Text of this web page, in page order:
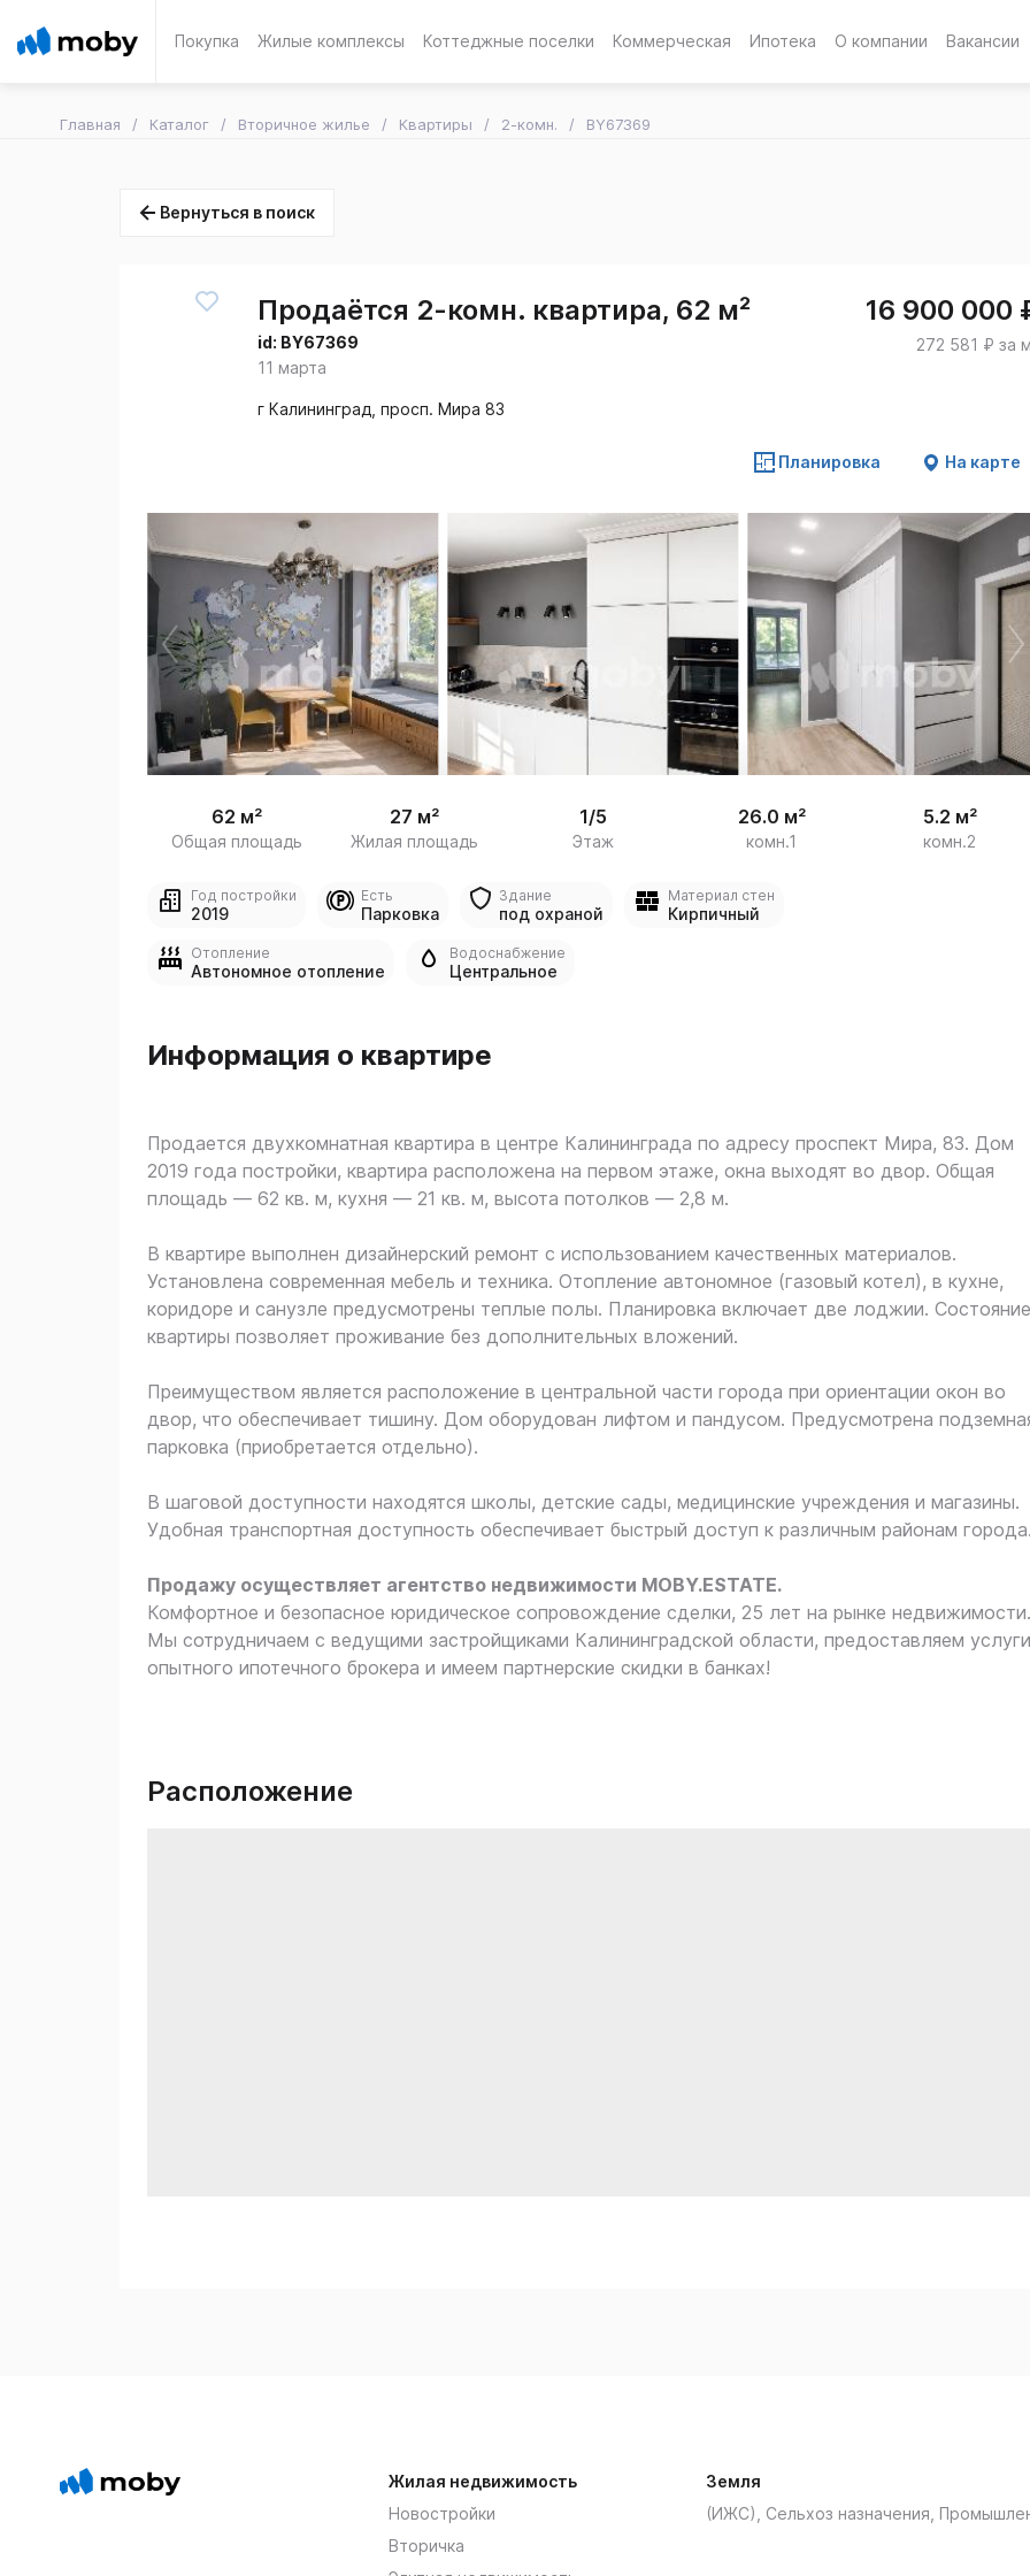
Покупка Жилые комплексы Коттеджные поселки Коммерческая Ипотека О компании Вакансии
Главная Каталог Вторичное жилье Квартиры 2-комн. BY67369
Вернуться в поиск
Продаётся 2-комн. квартира, 62 м²
id: BY67369
11 марта
16 900 000
272 581 ₽ за
г Калининград, просп. Мира 83
Планировка На карте
1 12
62 м²
Общая площадь
27 м²
Жилая площадь
1/5
Этаж
26.0 м²
комн.1
5.2 м²
комн.2
Год постройки
2019
Есть
Парковка
Здание
под охраной
Материал стен
Кирпичный
Отопление
Автономное отопление
Водоснабжение
Центральное
Информация о квартире
Продается двухкомнатная квартира в центре Калининграда по адресу проспект Мира, 83. Дом
2019 года постройки, квартира расположена на первом этаже, окна выходят во двор. Общая
площадь — 62 кв. м, кухня — 21 кв. м, высота потолков — 2,8 м.
В квартире выполнен дизайнерский ремонт с использованием качественных материалов.
Установлена современная мебель и техника. Отопление автономное (газовый котел), в кухне,
коридоре и санузле предусмотрены теплые полы. Планировка включает две лоджии. Состояние
квартиры позволяет проживание без дополнительных вложений.
Преимуществом является расположение в центральной части города при ориентации окон во
двор, что обеспечивает тишину. Дом оборудован лифтом и пандусом. Предусмотрена
парковка (приобретается отдельно).
В шаговой доступности находятся школы, детские сады, медицинские учреждения и магазины.
Удобная транспортная доступность обеспечивает быстрый доступ к различным районам
Продажу осуществляет агентство недвижимости MOBY.ESTATE.
Комфортное и безопасное юридическое сопровождение сделки, 25 лет на рынке недвижимости.
Мы сотрудничаем с ведущими застройщиками Калининградской области, предоставляем услуги
опытного ипотечного брокера и имеем партнерские скидки в банках!
Расположение
Жилая недвижимость
Новостройки
Вторичка
Земля
(ИЖС), Сельхоз назначения,